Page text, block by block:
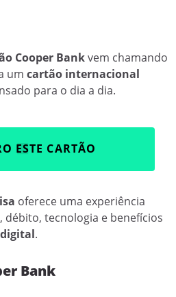
Cooper Bankvem chamando
um cartão internacional
para o dia a dia.
ESTE CARTÃO
oferece uma experiência
tecnologia e benefícios
.
Bank